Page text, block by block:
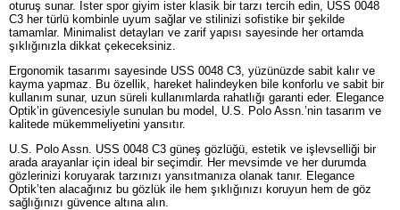
oturuş sunar. İster spor giyim ister klasik bir tarzı tercih edin, USS 0048
C3 her türlü kombinle uyum sağlar ve stilinizi sofistike bir şekilde
tamamlar. Minimalist detayları ve zarif yapısı sayesinde her ortamda
şıklığınızla dikkat çekeceksiniz.
Ergonomik tasarımı sayesinde USS 0048 C3, yüzünüzde sabit kalır ve
kayma yapmaz. Bu özellik, hareket halindeyken bile konforlu ve sabit bir
kullanım sunar, uzun süreli kullanımlarda rahatlığı garanti eder. Elegance
Optik’in güvencesiyle sunulan bu model, U.S. Polo Assn.’nin tasarım ve
kalitede mükemmeliyetini yansıtır.
U.S. Polo Assn. USS 0048 C3 güneş gözlüğü, estetik ve işlevselliği bir
arada arayanlar için ideal bir seçimdir. Her mevsimde ve her durumda
gözlerinizi koruyarak tarzınızı yansıtmanıza olanak tanır. Elegance
Optik’ten alacağınız bu gözlük ile hem şıklığınızı koruyun hem de göz
sağlığınızı güvence altına alın.